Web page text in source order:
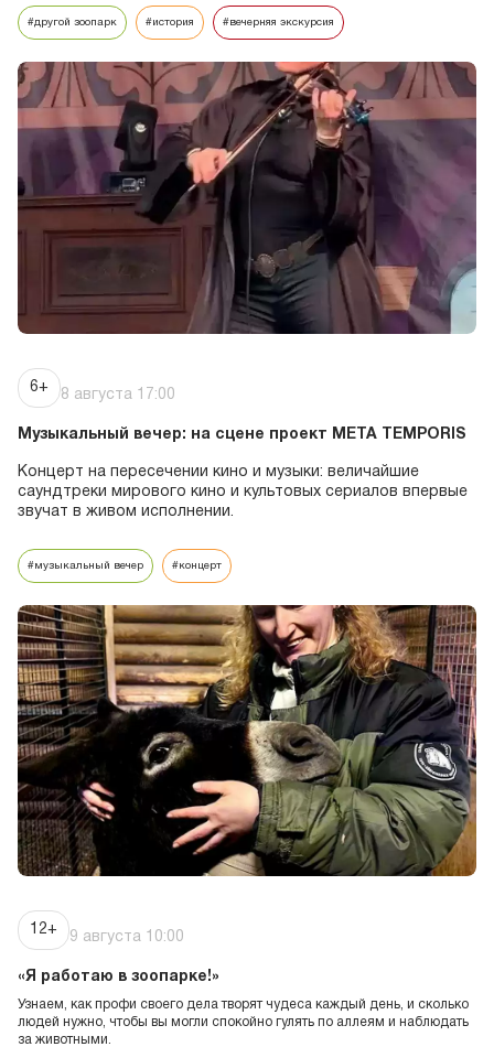
Время 10:00
Новая человекообразная экcкурсия из цикла
«Другой зоопарк»
экскурсии
«Свободный выгул»
Время 10:00
Научно-популярный стендап в исполнении Дарьи
Первушкиной покажет, насколько близки и похожи
люди и животные.
Время 10:00
«Другой зоопарк» ведет известная переводчица и
журналистка Светлана Колбанёва.
экскурсии
«Я работаю в
зоопарке!»
Время 10:00
Узнаем, как профи своего дела творят чудеса
каждый день, и сколько людей нужно, чтобы вы
могли спокойно гулять по аллеям и наблюдать за
животными.
Пеликаны
Время 16.00
#другой зоопарк #история #вечерняя экскурсия
6+
8 августа 17:00
Музыкальный вечер: на сцене проект META TEMPORIS
Концерт на пересечении кино и музыки: величайшие
саундтреки мирового кино и культовых сериалов впервые
звучат в живом исполнении.
#музыкальный вечер #концерт
12+
9 августа 10:00
«Я работаю в зоопарке!»
Узнаем, как профи своего дела творят чудеса каждый день, и сколько
людей нужно, чтобы вы могли спокойно гулять по аллеям и наблюдать
за животными.